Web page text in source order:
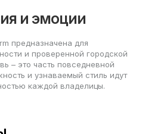
и эмоции
предназначена для
и проверенной городской
– это часть повседневной
и узнаваемый стиль идут
каждой владелицы.